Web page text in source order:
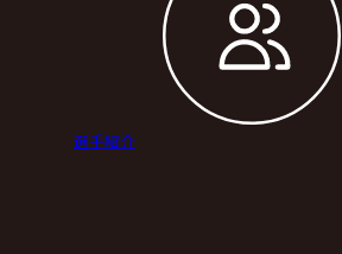
選手紹介